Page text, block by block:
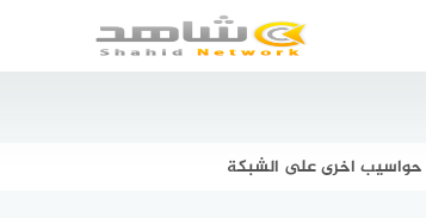
حواسيب اخرى على الشبكة